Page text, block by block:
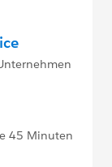
45 Minuten